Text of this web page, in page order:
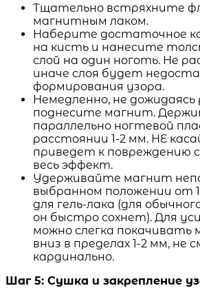
Тщательно встряхните
магнитным лаком.
Наберите достаточное
на кисть и нанесите
слой на один ноготь. Не
иначе слоя будет
формирования узора.
Немедленно, не
поднесите магнит.
параллельно ногтевой
расстоянии 1-2 мм. НЕ
приведет к повреждению
весь эффект.
Удерживайте магнит
выбранном положении от
для гель-лака (для
он быстро сохнет). Для
можно слегка покачивать
вниз в пределах 1-2 мм, не
кардинально.
Шаг 5: Сушка и закрепление